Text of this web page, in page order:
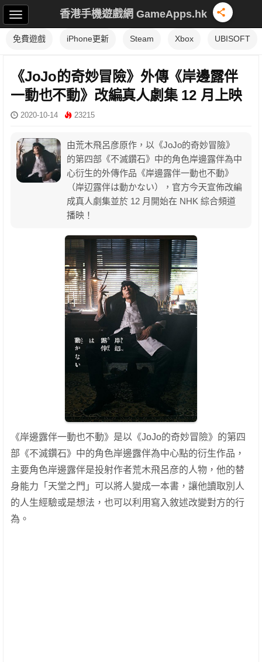
香港手機遊戲網 GameApps.hk
免費遊戲 iPhone更新 Steam Xbox UBISOFT
《JoJo的奇妙冒險》外傳《岸邊露伴
一動也不動》改編真人劇集 12 月上映
2020-10-14 23215
由荒木飛呂彦原作，以《JoJo的奇妙冒險》
的第四部《不滅鑽石》中的角色岸邊露伴為中
心衍生的外傳作品《岸邊露伴一動也不動》
（岸辺露伴は動かない），官方今天宣佈改編
成真人劇集並於 12 月開始在 NHK 綜合頻道
播映！
《岸邊露伴一動也不動》是以《JoJo的奇妙冒險》的第四
部《不滅鑽石》中的角色岸邊露伴為中心點的衍生作品，
主要角色岸邊露伴是投射作者荒木飛呂彦的人物，他的替
身能力「天堂之門」可以將人變成一本書，讓他讀取別人
的人生經驗或是想法，也可以利用寫入敘述改變對方的行
為。